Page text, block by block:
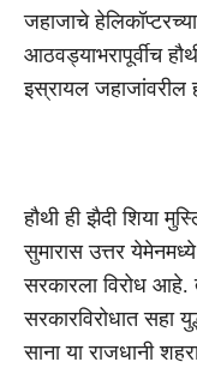
जहाजाचे
आठवड्याभरापूर्वीच
इस्रायल
हौथी ही झैदी शिया
सुमारास उत्तर
सरकारला विरोध आहे.
सरकारविरोधात सहा
साना या राजधानी